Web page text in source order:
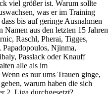
viel größer ist. Warum sollte
was er im Training
bis auf geringe Ausnahmen
Namen aus den letzten 15 Jahren
Raschl, Pherai, Tigges,
Njinma,
Passlack oder Knauff
alle als im
es nur ums Trauen ginge,
warum haben die sich